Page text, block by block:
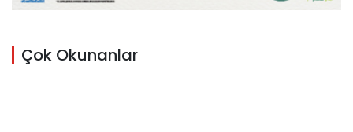
Çok Okunanlar